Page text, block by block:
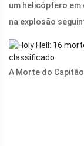
um helicóptero em
na explosão
A Morte do